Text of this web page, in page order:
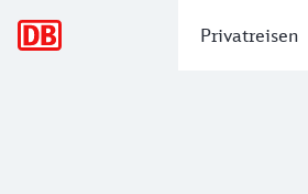
Privatreisen